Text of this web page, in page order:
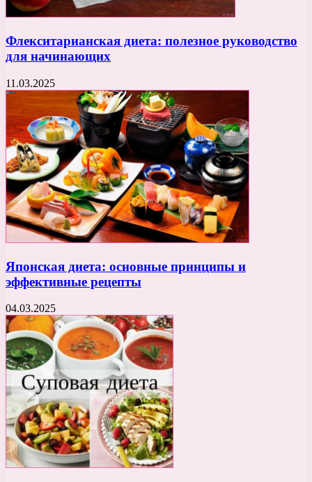
Флекситарианская диета: полезное руководство
для начинающих
11.03.2025
Японская диета: основные принципы и
эффективные рецепты
04.03.2025